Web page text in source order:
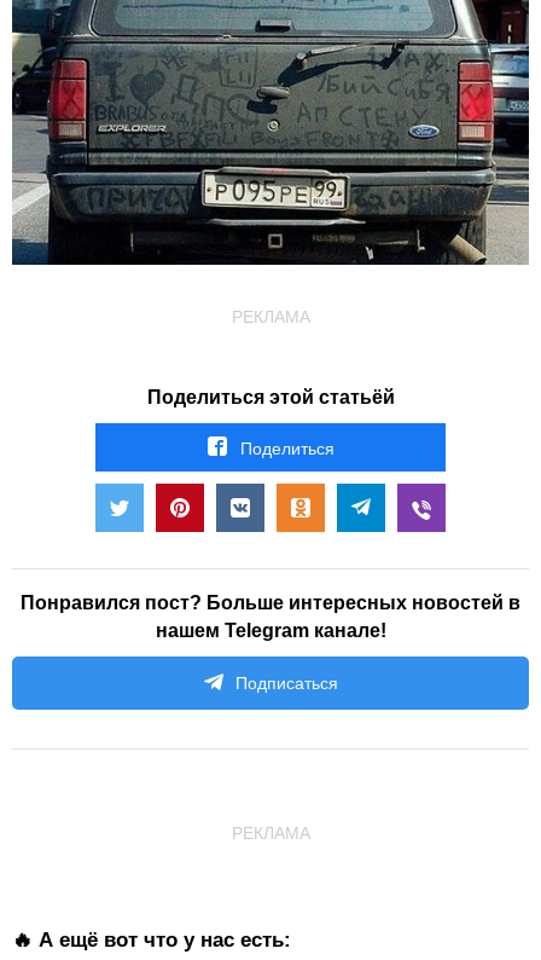
РЕКЛАМА
Поделиться этой статьёй
Поделиться
Понравился пост? Больше интересных новостей в
нашем Telegram канале!
Подписаться
РЕКЛАМА
🔥 А ещё вот что у нас есть: